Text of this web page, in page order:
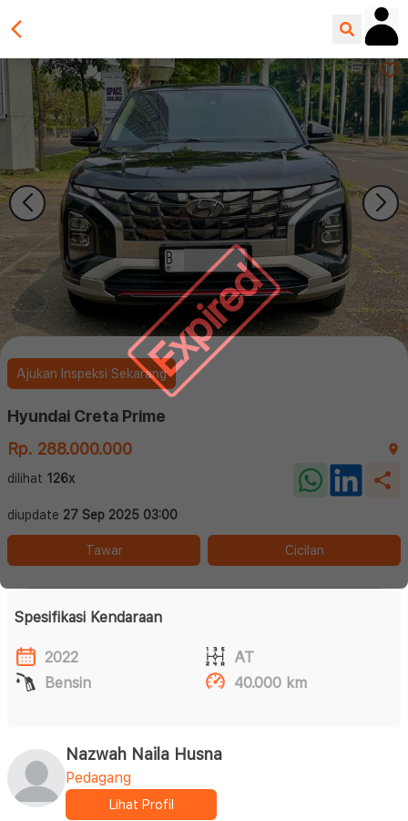
Expired
Ajukan Inspeksi Sekarang
Hyundai Creta Prime
Rp. 288.000.000
dilihat 126x
diupdate 27 Sep 2025 03:00
Tawar Cicilan
Spesifikasi Kendaraan
2022
AT
Bensin
40.000 km
Nazwah Naila Husna
Pedagang
Lihat Profil